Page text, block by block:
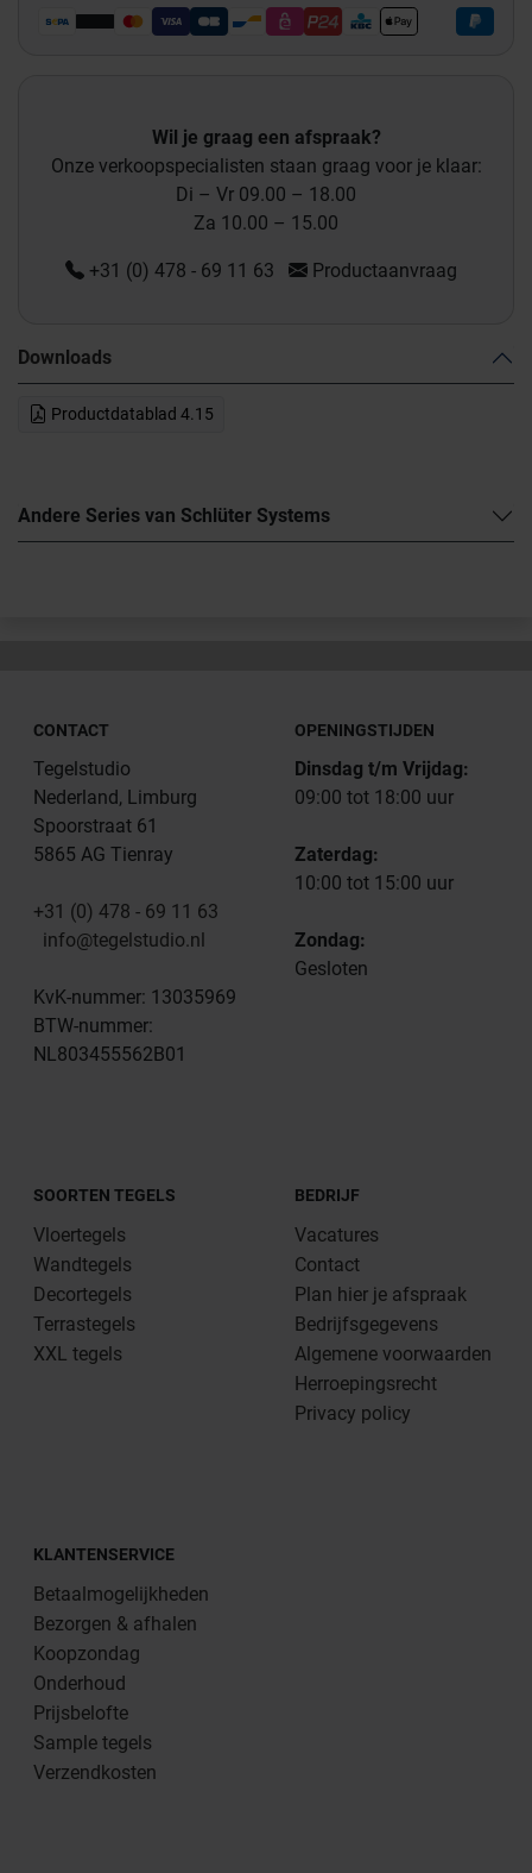
Wil je graag een afspraak?
Onze verkoopspecialisten staan graag voor je klaar:
Di – Vr 09.00 – 18.00
Za 10.00 – 15.00
+31 (0) 478 - 69 11 63 Productaanvraag
Downloads
Productdatablad 4.15
Andere Series van Schlüter Systems
CONTACT
Tegelstudio
Nederland, Limburg
Spoorstraat 61
5865 AG Tienray
+31 (0) 478 - 69 11 63
info@tegelstudio.nl
KvK-nummer: 13035969
BTW-nummer:
NL803455562B01
OPENINGSTIJDEN
Dinsdag t/m Vrijdag:
09:00 tot 18:00 uur
Zaterdag:
10:00 tot 15:00 uur
Zondag:
Gesloten
SOORTEN TEGELS
Vloertegels
Wandtegels
Decortegels
Terrastegels
XXL tegels
BEDRIJF
Vacatures
Contact
Plan hier je afspraak
Bedrijfsgegevens
Algemene voorwaarden
Herroepingsrecht
Privacy policy
KLANTENSERVICE
Betaalmogelijkheden
Bezorgen & afhalen
Koopzondag
Onderhoud
Prijsbelofte
Sample tegels
Verzendkosten